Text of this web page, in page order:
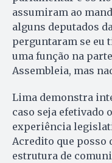
assumiram ao
alguns deputados
perguntaram se eu
uma função na
Assembleia, mas
Lima demonstra
caso seja efetivado
experiência
Acredito que
estrutura de